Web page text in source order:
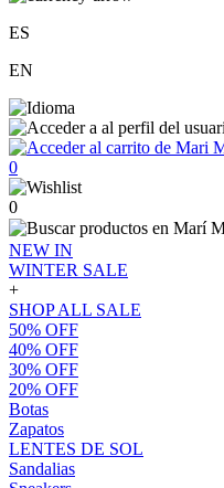
ES
EN
0
0
NEW IN
WINTER SALE
+
SHOP ALL SALE
50% OFF
40% OFF
30% OFF
20% OFF
Botas
Zapatos
LENTES DE SOL
Sandalias